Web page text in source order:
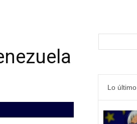
Lo último